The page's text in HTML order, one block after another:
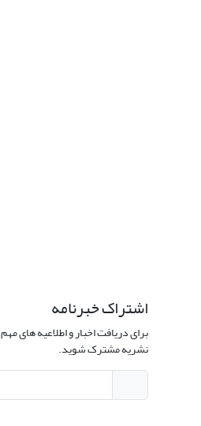
اشتراک خبرنامه
برای دریافت اخبار و اطلاعیه های
نشریه مشترک شوید.